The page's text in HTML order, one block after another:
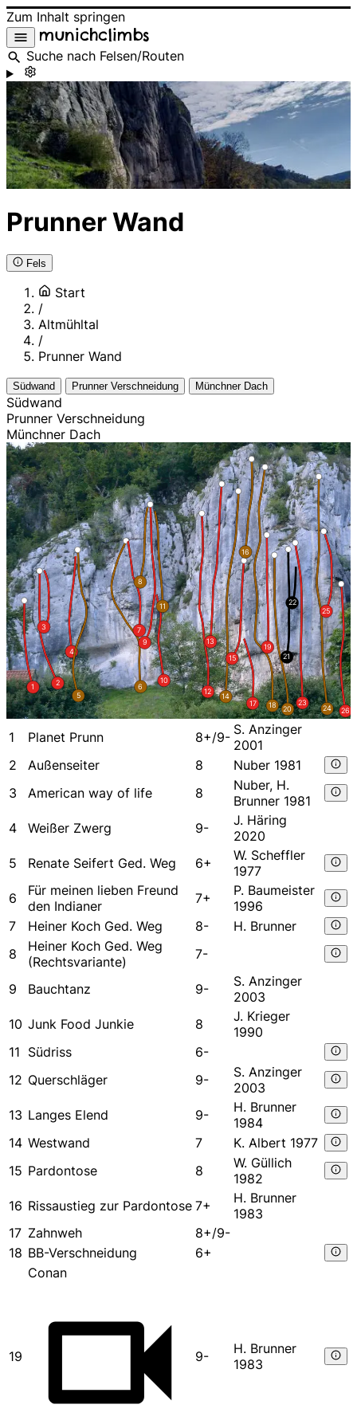
Zum Inhalt springen
munichclimbs
Suche nach Felsen/Routen
Prunner Wand
Fels
Start
/
Altmühltal
/
Prunner Wand
Südwand Prunner Verschneidung Münchner Dach
Südwand
Prunner Verschneidung
Münchner Dach
1 2
3
4
5
6
7
8
9
10
11
12
13
14
15
16
17 18
19
20
21
22
23
24
25
26
1 Planet Prunn 8+/9- S. Anzinger
2001
2
Außenseiter 8
Nuber 1981
3
American way of life 8
Nuber, H.
Brunner 1981
4
Weißer Zwerg 9-
J. Häring
2020
5
Renate Seifert Ged. Weg 6+
W. Scheffler
1977
6
Für meinen lieben Freund
den Indianer
7+
P. Baumeister
1996
7
Heiner Koch Ged. Weg 8-
H. Brunner
8
Heiner Koch Ged. Weg
(Rechtsvariante)
7-
9 Bauchtanz 9-
S. Anzinger
2003
10 Junk Food Junkie 8
J. Krieger
1990
11 Südriss
6-
12 Querschläger 9-
S. Anzinger
2003
13 Langes Elend 9-
H. Brunner
1984
14 Westwand 7
K. Albert 1977
15 Pardontose 8
W. Güllich
1982
16 Rissaustieg zur Pardontose 7+
H. Brunner
1983
17 Zahnweh
8+/9-
18 BB-Verschneidung 6+
19
Conan
9-
H. Brunner
1983